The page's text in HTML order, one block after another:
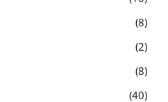
8
2
8
40